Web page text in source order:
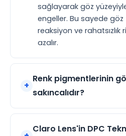
sağlayarak göz
engeller. Bu sayede göz
reaksiyon ve
azalır.
Renk pigmentlerinin
sakıncalıdır?
Claro Lens'in DPC